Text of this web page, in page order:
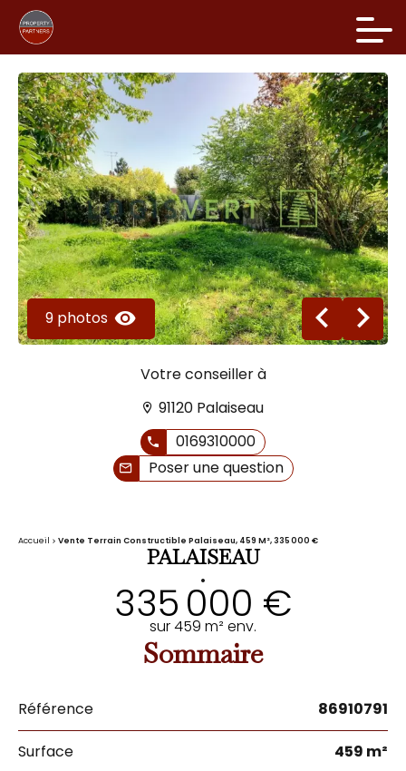
9 photos
Votre conseiller à
91120 Palaiseau
0169310000
Poser une question
Accueil Vente Terrain Constructible Palaiseau, 459 M², 335 000 €
PALAISEAU
•
335 000 €
sur 459 m² env.
Sommaire
Référence 86910791
Surface 459 m²